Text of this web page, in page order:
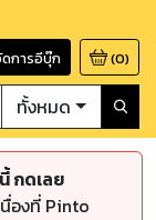
การอีบุ๊ก (0)
ทั้งหมด
กดเลย
องที่ Pinto